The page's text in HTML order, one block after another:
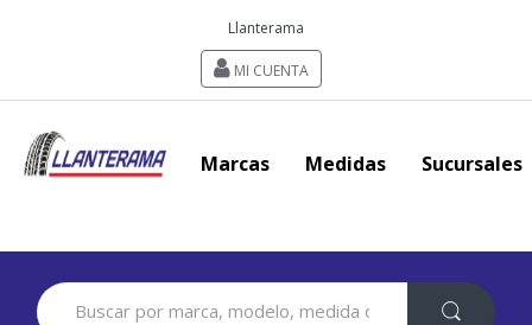
Llanterama
MI CUENTA
Marcas Medidas Sucursales
Search
for: